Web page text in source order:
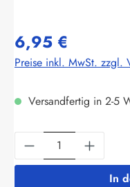
6,95 €
Preise inkl. MwSt. zzgl.
Versandfertig in 2-5
Produkt
In